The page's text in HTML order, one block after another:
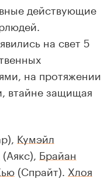
действующие
на свет 5
на протяжении
втайне защищая
Кумэйл
(Аякс), Брайан
(Спрайт). Хлоя